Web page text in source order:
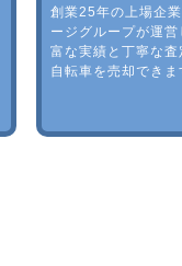
創業25年の上場企
ージグループが運
富な実績と丁寧な査
自転車を売却できま